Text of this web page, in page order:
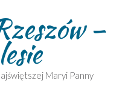
–
Maryi Panny